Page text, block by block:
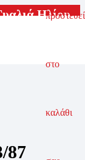
προστεθεί
στο
καλάθι
Ηλίου,
Ηλίου
87